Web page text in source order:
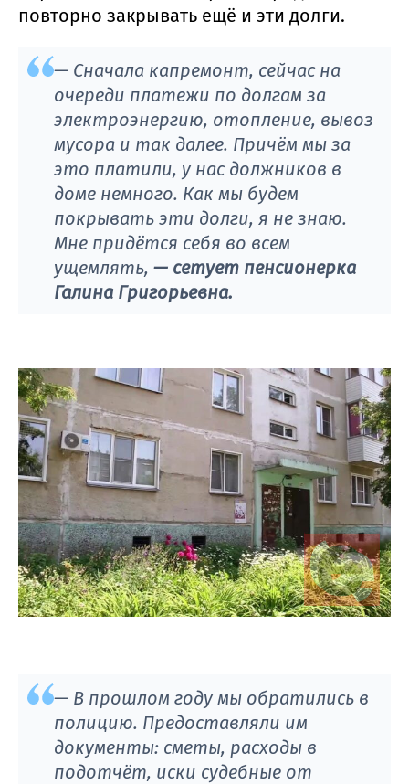
повторно закрывать ещё и эти долги.
— Сначала капремонт, сейчас на
очереди платежи по долгам за
электроэнергию, отопление, вывоз
мусора и так далее. Причём мы за
это платили, у нас должников в
доме немного. Как мы будем
покрывать эти долги, я не знаю.
Мне придётся себя во всем
ущемлять, — сетует пенсионерка
Галина Григорьевна.
— В прошлом году мы обратились в
полицию. Предоставляли им
документы: сметы, расходы в
подотчёт, иски судебные от